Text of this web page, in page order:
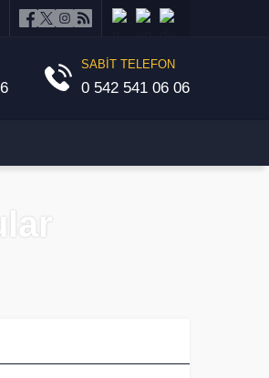
SABİT TELEFON
0 542 541 06 06